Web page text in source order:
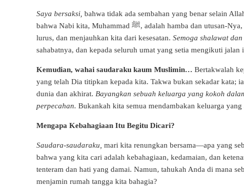
Saya bersaksi, bahwa tidak ada sembahan yang benar selain
bahwa Nabi kita, Muhammad ﷺ, adalah hamba dan utusan-
lurus, dan menjauhkan kita dari kesesatan. Semoga shalawat
sahabatnya, dan kepada seluruh umat yang setia mengikuti
Kemudian, wahai saudaraku kaum Muslimin… Bertakwalah
yang telah Dia titipkan kepada kita. Takwa bukan sekadar kata;
dunia dan akhirat. Bayangkan sebuah keluarga yang kokoh
perpecahan. Bukankah kita semua mendambakan keluarga yang
Mengapa Kebahagiaan Itu Begitu Dicari?
Saudara-saudaraku, mari kita renungkan bersama—apa yang
bahwa yang kita cari adalah kebahagiaan, kedamaian, dan
tenteram dan hati yang damai. Namun, tahukah Anda di mana
menjamin rumah tangga kita bahagia?